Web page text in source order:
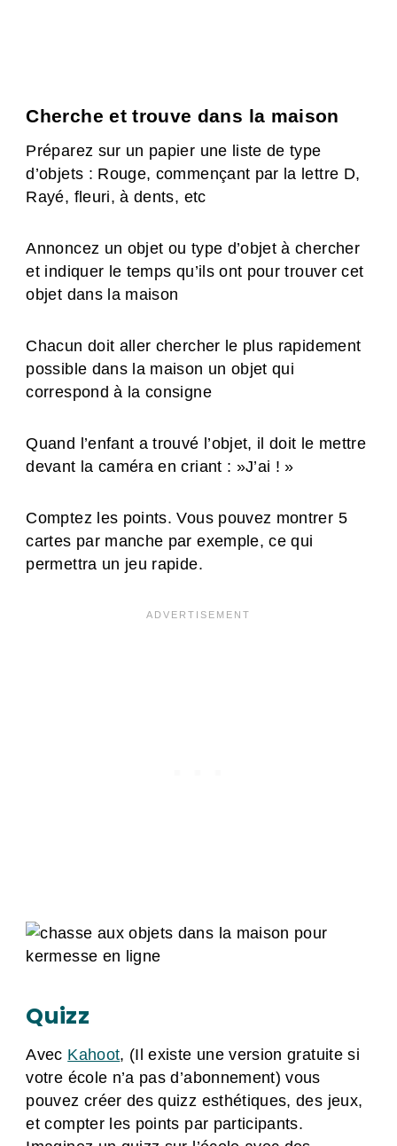
Cherche et trouve dans la maison
Préparez sur un papier une liste de type
d’objets : Rouge, commençant par la lettre D,
Rayé, fleuri, à dents, etc
Annoncez un objet ou type d’objet à chercher
et indiquer le temps qu’ils ont pour trouver cet
objet dans la maison
Chacun doit aller chercher le plus rapidement
possible dans la maison un objet qui
correspond à la consigne
Quand l’enfant a trouvé l’objet, il doit le mettre
devant la caméra en criant : »J’ai ! »
Comptez les points. Vous pouvez montrer 5
cartes par manche par exemple, ce qui
permettra un jeu rapide.
Quizz
Avec Kahoot, (Il existe une version gratuite si
votre école n’a pas d’abonnement) vous
pouvez créer des quizz esthétiques, des jeux,
et compter les points par participants.